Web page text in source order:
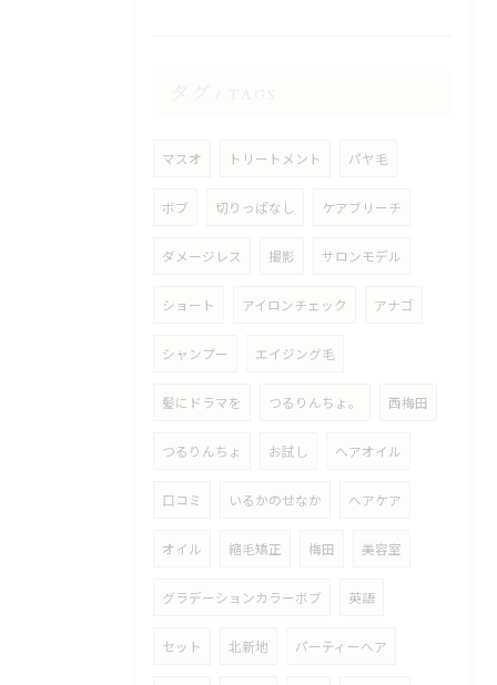
マスオ トリートメント パヤ毛
ボブ 切りっぱなし ケアブリーチ
ダメージレス 撮影 サロンモデル
ショート アイロンチェック アナゴ
シャンプー エイジング毛
髪にドラマを つるりんちょ。 西梅田
つるりんちょ お試し ヘアオイル
口コミ いるかのせなか ヘアケア
オイル 縮毛矯正 梅田 美容室
グラデーションカラーボブ 英語
セット 北新地 パーティーヘア